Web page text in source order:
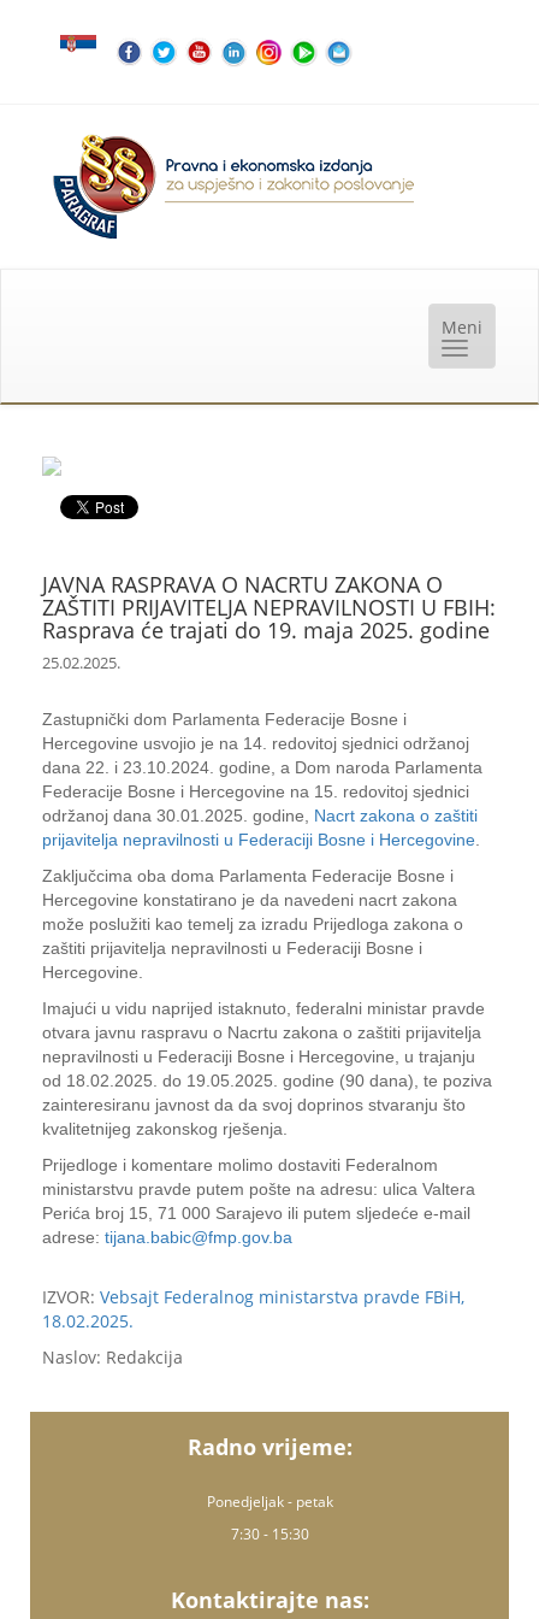
JAVNA RASPRAVA O NACRTU ZAKONA O
ZAŠTITI PRIJAVITELJA NEPRAVILNOSTI U FBIH:
Rasprava će trajati do 19. maja 2025. godine
25.02.2025.
Zastupnički dom Parlamenta Federacije Bosne i
Hercegovine usvojio je na 14. redovitoj sjednici održanoj
dana 22. i 23.10.2024. godine, a Dom naroda Parlamenta
Federacije Bosne i Hercegovine na 15. redovitoj sjednici
održanoj dana 30.01.2025. godine, Nacrt zakona o zaštiti
prijavitelja nepravilnosti u Federaciji Bosne i Hercegovine
Zaključcima oba doma Parlamenta Federacije Bosne i
Hercegovine konstatirano je da navedeni nacrt zakona
može poslužiti kao temelj za izradu Prijedloga zakona o
zaštiti prijavitelja nepravilnosti u Federaciji Bosne i
Hercegovine.
Imajući u vidu naprijed istaknuto, federalni ministar pravde
otvara javnu raspravu o Nacrtu zakona o zaštiti prijavitelja
nepravilnosti u Federaciji Bosne i Hercegovine, u trajanju
od 18.02.2025. do 19.05.2025. godine (90 dana), te poziva
zainteresiranu javnost da da svoj doprinos stvaranju što
kvalitetnijeg zakonskog rješenja.
Prijedloge i komentare molimo dostaviti Federalnom
ministarstvu pravde putem pošte na adresu: ulica Valtera
Perića broj 15, 71 000 Sarajevo ili putem sljedeće e-mail
adrese: tijana.babic@fmp.gov.ba
IZVOR: Vebsajt Federalnog ministarstva pravde FBiH,
18.02.2025.
Naslov: Redakcija
Radno vrijeme:
Ponedjeljak - petak
7:30 - 15:30
Kontaktirajte nas: